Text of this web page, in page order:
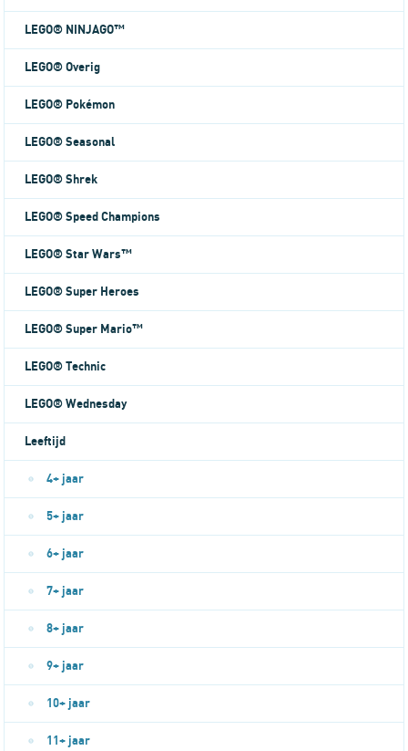
LEGO® NINJAGO™
LEGO® Overig
LEGO® Pokémon
LEGO® Seasonal
LEGO® Shrek
LEGO® Speed Champions
LEGO® Star Wars™
LEGO® Super Heroes
LEGO® Super Mario™
LEGO® Technic
LEGO® Wednesday
Leeftijd
4+ jaar
5+ jaar
6+ jaar
7+ jaar
8+ jaar
9+ jaar
10+ jaar
11+ jaar